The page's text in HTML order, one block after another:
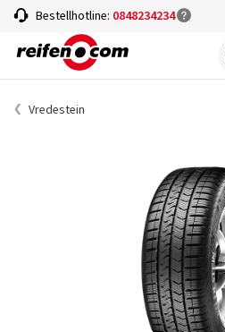
Bestellhotline: 0848234234
Vredestein